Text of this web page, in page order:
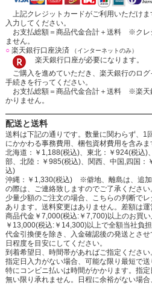
上記クレジットカードがご利用いただけ
入力してください。
お支払総額＝商品代金合計＋送料 ※クレ
ません。
○楽天銀行口座決済 （インターネットのみ）
楽天銀行口座が必要になります。
ご購入を進めていただき、楽天銀行のロ
手続きを行ってください。
お支払総額＝商品代金合計＋送料 ※楽天
かりません。
配送と送料
送料は下記の通りです。数量に関わらず、1
にかかわる事務費用、梱包資材費用を含みま
北海道：￥1,188(税込)、東北：￥924(税込)
部、北陸：￥985(税込)、関西、中国,四国
込)
沖縄：￥1,330(税込) ※僻地、離島は、追加
の際は、ご連絡致しますのでご了承ください
少量少額のご注文の場合、こちらの判断で
あります。送料変更はありません。差額は運
商品代金￥7,000(税込:￥7,700)以上のお買い
￥13,000(税込:￥14,300)以上で全額当社負担
代金引換便を除き、入金確認後の発送とさ
日程度を目安にしてください。
到着希望日、時間帯があればご指定くださ
指定日入力がない場合、可能な限り最短で送
特にコンビニ払いは時間がかかります。指
無い限り承れません。日程に余裕がない場合